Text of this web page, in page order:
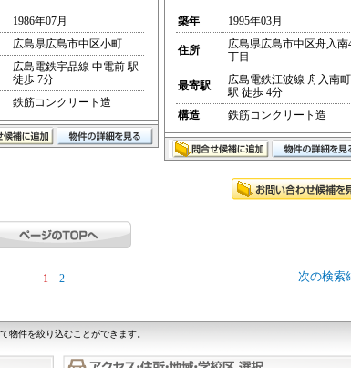
1986年07月
広島県広島市中区小町
広島電鉄宇品線 中電前 駅
徒歩 7分
鉄筋コンクリート造
築年 1995年03月
住所
広島県広島市中区舟入南
丁目
最寄駅
広島電鉄江波線 舟入南町
駅 徒歩 4分
構造
鉄筋コンクリート造
1 2 次の検索
物件を絞り込むことができます。